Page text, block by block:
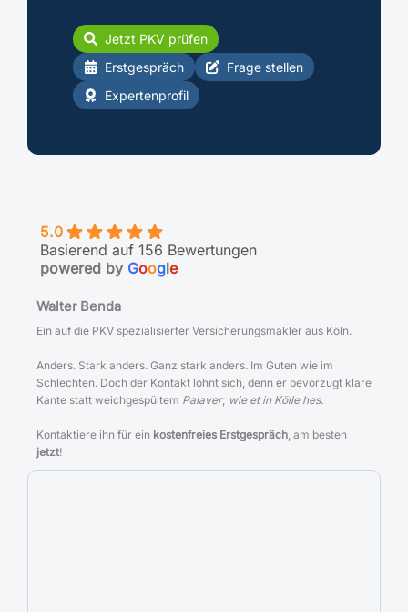
Jetzt PKV prüfen
Erstgespräch
Frage stellen
Expertenprofil
5.0
Basierend auf 156 Bewertungen
powered by Google
Walter Benda
Ein auf die PKV spezialisierter Versicherungsmakler aus Köln.
Anders. Stark anders. Ganz stark anders. Im Guten wie im
Schlechten. Doch der Kontakt lohnt sich, denn er bevorzugt klare
Kante statt weichgespültem Palaver; wie et in Kölle hes.
Kontaktiere ihn für ein kostenfreies Erstgespräch, am besten
jetzt!